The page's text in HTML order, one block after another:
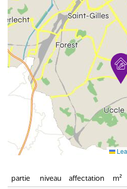
partie niveau affectation m²